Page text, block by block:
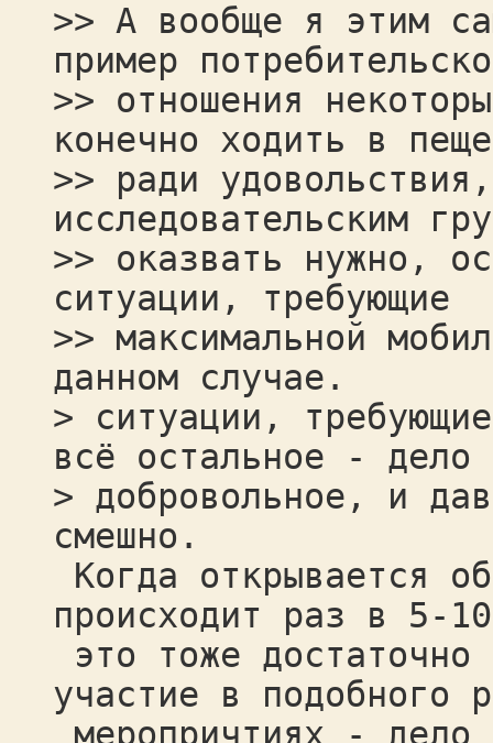
>> А вообще я этим
пример
>> отношения
конечно ходить в
>> ради
исследовательским
>> оказвать нужно,
ситуации, требующие
>> максимальной
данном случае.
> ситуации,
всё остальное - дело
> добровольное, и
смешно.
Когда открывается
происходит раз в 5-
это тоже
участие в подобного
меропричтиях - дело